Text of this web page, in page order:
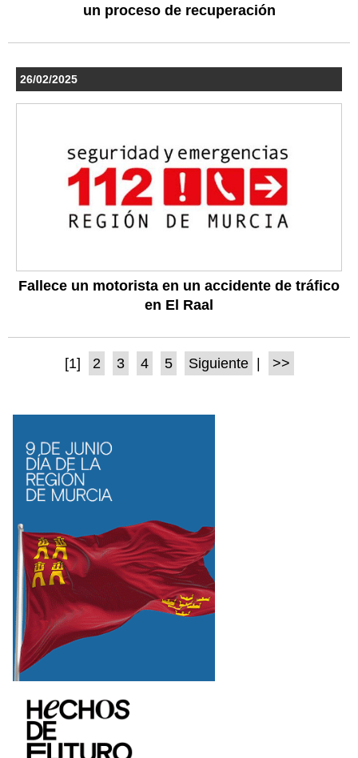
un proceso de recuperación
26/02/2025
Fallece un motorista en un accidente de tráfico
en El Raal
[1] 2 3 4 5 Siguiente >>